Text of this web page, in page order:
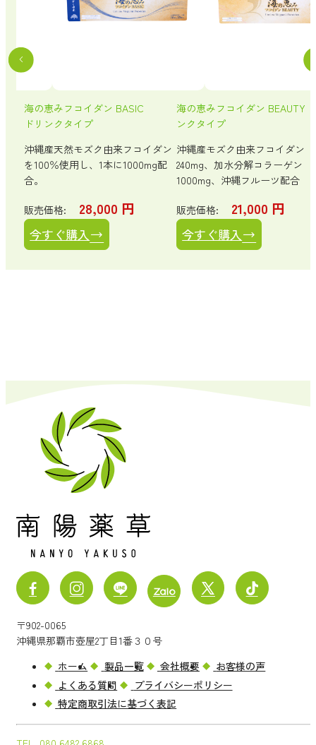
海の恵みフコイダン BASIC
ドリンクタイプ
沖縄産天然モズク由来フコイダン
を100％使用し、1本に1000mg配
合。
販売価格: 28,000 円
今すぐ購入
海の恵みフコイダン BEAUTY
ンクタイプ
沖縄産モズク由来フコイダン
240mg、加水分解コラーゲン
1000mg、沖縄フルーツ配合
販売価格: 21,000 円
今すぐ購入
〒902-0065
沖縄県那覇市壺屋2丁目1番３０号
ホーム
製品一覧 会社概要
お客様の声
よくある質問
プライバシーポリシー
特定商取引法に基づく表記